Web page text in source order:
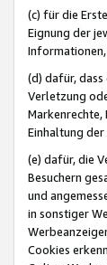
(c) für die
Eignung der
(d) dafür,
Verletzung
Einhaltung der
(e) dafür, die
Besuchern
und
in sonstiger
Cookies